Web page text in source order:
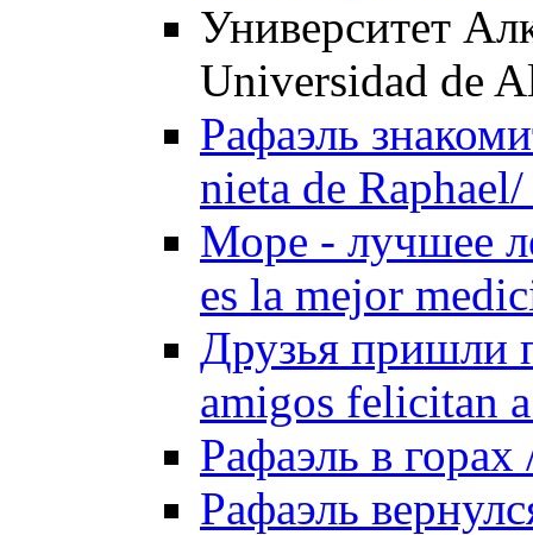
Университет
Universidad de
Рафаэль
nieta de
Море - лучшее
es la mejor
Друзья пришли
amigos felicitan
Рафаэль в
Рафаэль